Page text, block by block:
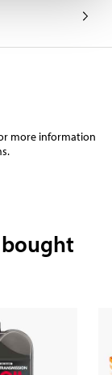
more information